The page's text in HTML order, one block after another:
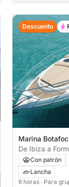
Marina
De Ibiza a
Espalmador y
Con patrón
Lancha
8 horas · Para
Descuento